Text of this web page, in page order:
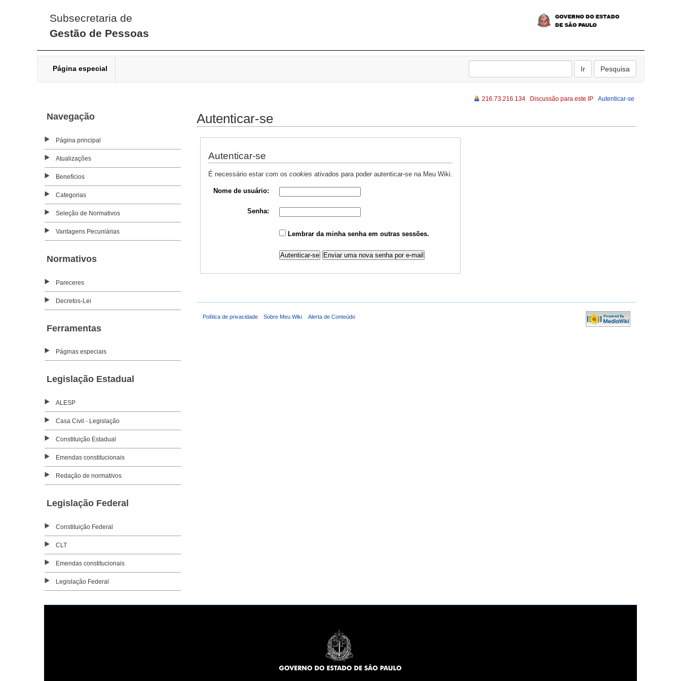
Subsecretaria de
Gestão de Pessoas
Página especial
216.73.216.134 Discussão para este IP Autenticar-se
Navegação
Página principal
Atualizações
Benefícios
Categorias
Seleção de Normativos
Vantagens Pecuniárias
Normativos
Pareceres
Decretos-Lei
Ferramentas
Páginas especiais
Legislação Estadual
ALESP
Casa Civil - Legislação
Constituição Estadual
Emendas constitucionais
Redação de normativos
Legislação Federal
Constituição Federal
CLT
Emendas constitucionais
Legislação Federal
Autenticar-se
Autenticar-se
É necessário estar com os cookies ativados para poder autenticar-se na Meu Wiki.
Nome de usuário:
Senha:
Lembrar da minha senha em outras sessões.
Política de privacidade Sobre Meu Wiki Alerta de Conteúdo